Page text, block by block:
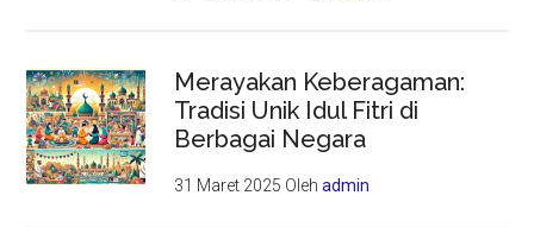
Merayakan Keberagaman:
Tradisi Unik Idul Fitri di
Berbagai Negara
31 Maret 2025 Olehadmin